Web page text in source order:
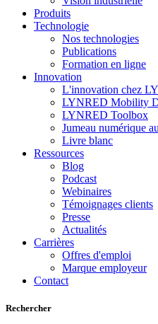
Produits
Technologie
Nos technologies
Publications
Formation en ligne
Innovation
L'innovation chez
LYNRED Mobility
LYNRED Toolbox
Jumeau numérique
Livre blanc
Ressources
Blog
Podcast
Webinaires
Témoignages clients
Presse
Actualités
Carrières
Offres d'emploi
Marque employeur
Contact
Rechercher